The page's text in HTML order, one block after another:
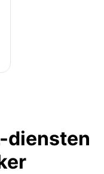
diensten